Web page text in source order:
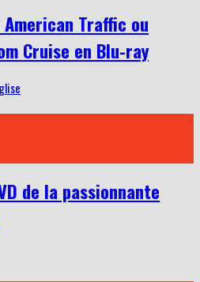
Traffic ou
Cruise en Blu-ray
de la passionnante